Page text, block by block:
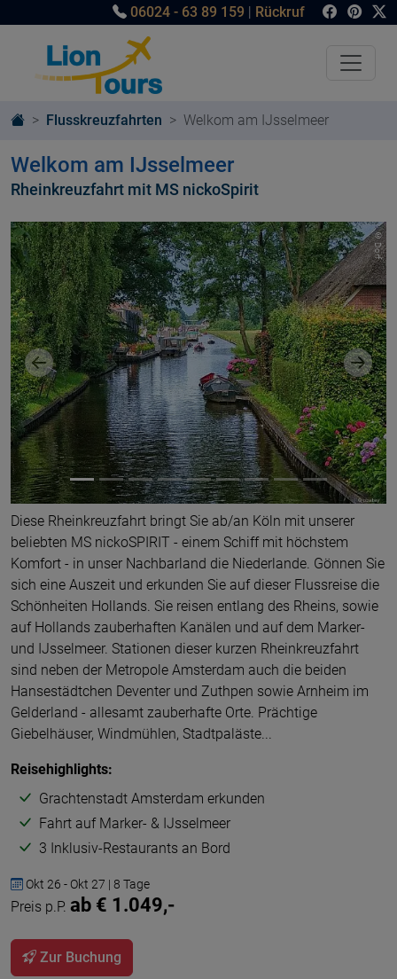
06024 - 63 89 159 | Rückruf
Flusskreuzfahrten Welkom am IJsselmeer
Welkom am IJsselmeer
Rheinkreuzfahrt mit MS nickoSpirit
© Dorf
Vorheriges Bild
Diese Rheinkreuzfahrt bringt Sie ab/an Köln mit unserer
beliebten MS nickoSPIRIT - einem Schiff mit höchstem
Komfort - in unser Nachbarland die Niederlande. Gönnen Sie
sich eine Auszeit und erkunden Sie auf dieser Flussreise die
Schönheiten Hollands. Sie reisen entlang des Rheins, sowie
auf Hollands zauberhaften Kanälen und auf dem Marker-
und IJsselmeer. Stationen dieser kurzen Rheinkreuzfahrt
sind neben der Metropole Amsterdam auch die beiden
Hansestädtchen Deventer und Zuthpen sowie Arnheim im
Gelderland - allesamt zauberhafte Orte. Prächtige
Giebelhäuser, Windmühlen, Stadtpaläste...
Reisehighlights:
Grachtenstadt Amsterdam erkunden
Fahrt auf Marker- & IJsselmeer
3 Inklusiv-Restaurants an Bord
Okt 26 - Okt 27 | 8 Tage
Preis p.P. ab € 1.049,-
Zur Buchung